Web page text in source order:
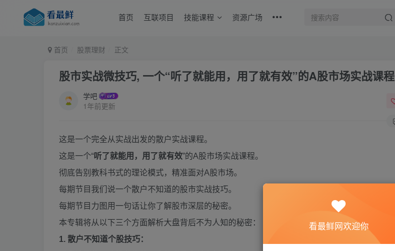
首页 互联项目 技能课程 资源广场
首页 股票理财 正文
股市实战微技巧, 一个“听了就能用，用了就有效”的A股市场实战课程
学吧
1年前更新
这是一个完全从实战出发的散户实战课程。
这是一个“听了就能用，用了就有效”的A股市场实战课程。
彻底告别教科书式的理论模式，精准面对A股市场。
每期节目我们说一个散户不知道的股市实战技巧。
每期节目力图用一句话让你了解股市深层的秘密。
本专辑将从以下三个方面解析大盘背后不为人知的秘密：
1. 散户不知道个股技巧：
看最鲜网欢迎你